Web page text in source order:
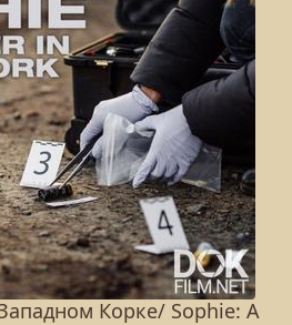
Корке/ Sophie: A